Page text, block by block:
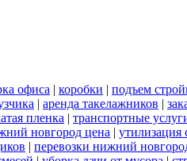
офиса | коробки | подъем
| аренда такелажников |
пленка | транспортные
новгород цена | утилизация
| перевозки нижний